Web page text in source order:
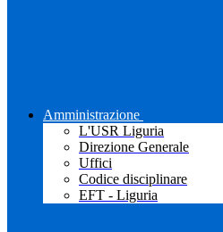
Amministrazione
L'USR Liguria
Direzione Generale
Uffici
Codice disciplinare
EFT - Liguria